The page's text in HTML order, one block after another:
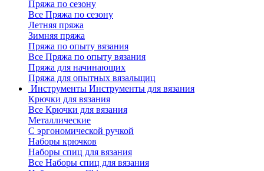
Пряжа по сезону
Все Пряжа по сезону
Летняя пряжа
Зимняя пряжа
Пряжа по опыту вязания
Все Пряжа по опыту вязания
Пряжа для начинающих
Пряжа для опытных вязальщиц
Инструменты Инструменты для вязания
Крючки для вязания
Все Крючки для вязания
Металлические
С эргономической ручкой
Наборы крючков
Наборы спиц для вязания
Все Наборы спиц для вязания